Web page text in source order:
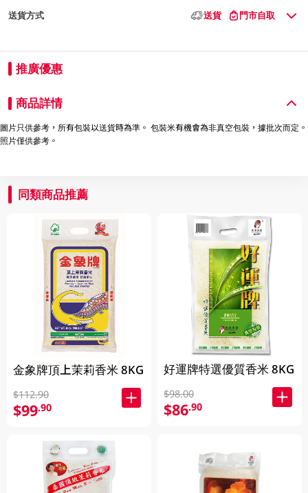
送貨方式 送貨 門市自取
推廣優惠
商品詳情
圖片只供參考，所有包裝以送貨時為準。 包裝米有機會為非真空包裝，據批次而定。
照片僅供參考。
同類商品推薦
金象牌頂上茉莉香米 8KG
$112.90
$99.90
好運牌特選優質香米 8KG
$98.00
$86.90